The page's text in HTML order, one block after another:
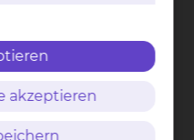
akzeptieren